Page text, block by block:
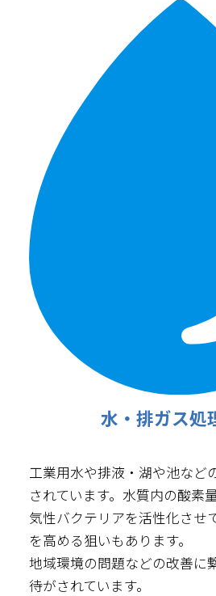
水・排ガス処
工業用水や排液・湖や池など
されています。水質内の酸素
気性バクテリアを活性化させ
を高める狙いもあります。
地域環境の問題などの改善に
待がされています。